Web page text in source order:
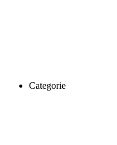
Categorie